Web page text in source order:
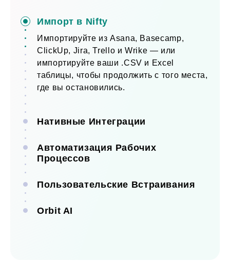
Импорт в Nifty
Импортируйте из Asana, Basecamp,
ClickUp, Jira, Trello и Wrike — или
импортируйте ваши .CSV и Excel
таблицы, чтобы продолжить с того места,
где вы остановились.
Нативные Интеграции
Автоматизация Рабочих
Процессов
Пользовательские Встраивания
Orbit AI